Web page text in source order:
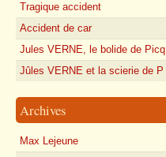
Tragique accident
Accident de car
Jules VERNE, le bolide de Picq
Jûles VERNE et la scierie de P
Archives
Max Lejeune